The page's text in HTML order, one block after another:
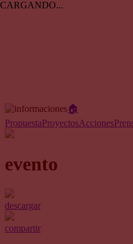
CARGANDO...
🏠︎
PropuestaProyectosAcciones
evento
descargar
compartir